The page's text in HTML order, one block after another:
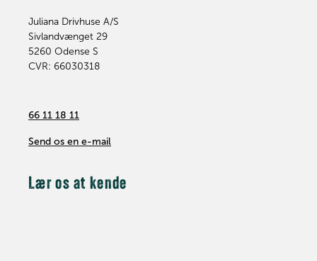
Juliana Drivhuse A/S
Sivlandvænget 29
5260 Odense S
CVR: 66030318
66 11 18 11
Send os en e-mail
Lær os at kende